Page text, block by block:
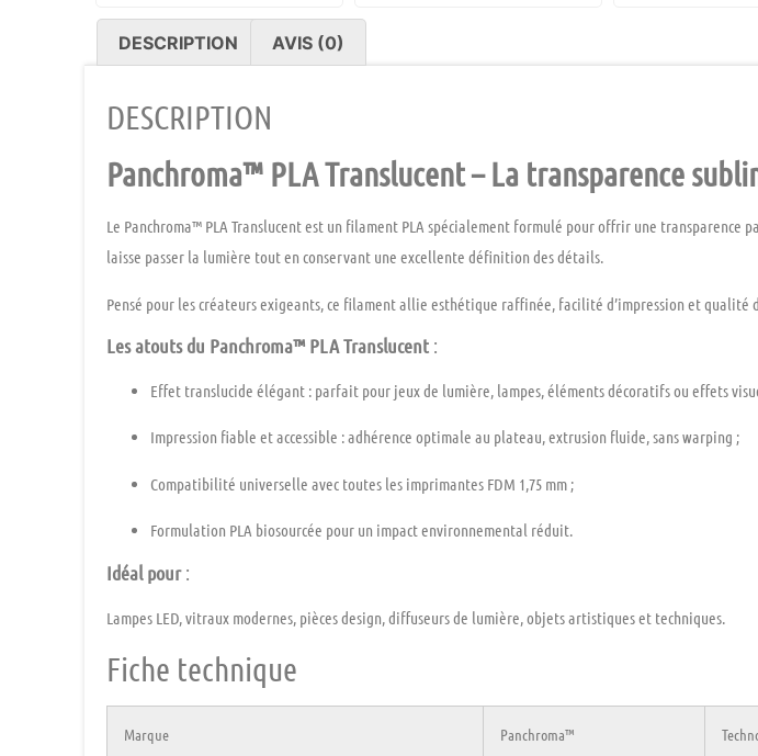
DESCRIPTION AVIS (0)
DESCRIPTION
Panchroma™ PLA Translucent – La transparence
Le Panchroma™ PLA Translucentest un filament PLA spécialement formulé pour offrir une transparence
laisse passer la lumière tout en conservant une excellente définition des détails.
Pensé pour les créateurs exigeants, ce filament allieesthétique raffinée, facilité d’impression etqualité
Les atouts du Panchroma™ PLA Translucent :
Effet translucide élégant : parfait pour jeux de lumière, lampes, éléments décoratifs ou effets
Impression fiable et accessible : adhérence optimale au plateau, extrusion fluide, sans warping ;
Compatibilité universelle avec toutes les imprimantes FDM 1,75 mm ;
Formulation PLA biosourcée pour un impact environnemental réduit.
Idéal pour:
Lampes LED, vitraux modernes, pièces design, diffuseurs de lumière, objets artistiques et techniques.
Fiche technique
Marque Panchroma™